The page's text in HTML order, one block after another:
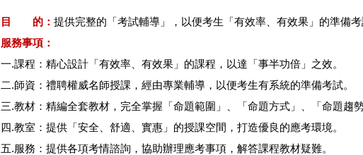
目 的： 提供完整的「考試輔導」，以便考生「有效率、有效果」的準備
服務事項：
一.課程：精心設計「有效率、有效果」的課程，以達「事半功倍」之效。
二.師資：禮聘權威名師授課，經由專業輔導，以便考生有系統的準備考試。
三.教材：精編全套教材，完全掌握「命題範圍」、「命題方式」、「命題趨
四.教室：提供「安全、舒適、實惠」的授課空間，打造優良的應考環境。
五.服務：提供各項考情諮詢，協助辦理應考事項，解答課程教材疑難。